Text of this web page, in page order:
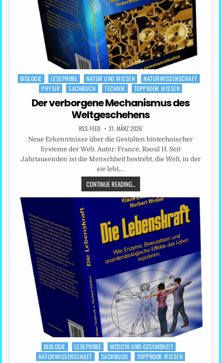
Posted
BIOLOGIE LESEPROBE NATUR UND WISSEN
NATURWISSENSCHAFT
PHYSIK
SACHBUCH TECHNIK TOPPBOOK WISSEN
Der verborgene Mechanismus des
Weltgeschehens
RSS-FEED 31. MÄRZ 2026
Neue Erkenntnisse über die Gestalten biotechnischer
Systeme der Welt. Autor: Francé, Raoul H. Seit
Jahrtausenden ist die Menschheit bestrebt, die Welt, in der
sie lebt,…
CONTINUE READING...
Posted
in
BIOLOGIE LESEPROBE
MEDIZIN UND GESUNDHEIT
NATURWISSENSCHAFT
SACHBUCH TOPPBOOK WISSEN